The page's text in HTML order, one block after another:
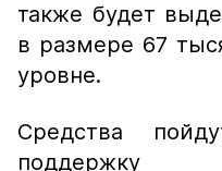
также будет
в размере 67
уровне.
Средства